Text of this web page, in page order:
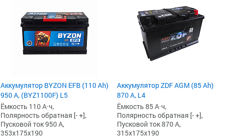
Аккумулятор BYZON EFB (110 Ah)
950 А, (BYZ1100F) L5
Ёмкость 110 А·ч,
Полярность обратная [- +],
Пусковой ток 950 А,
353x175x190
Аккумулятор ZDF AGM (85 Ah)
870 А, L4
Ёмкость 85 А·ч,
Полярность обратная [- +],
Пусковой ток 870 А,
315x175x190